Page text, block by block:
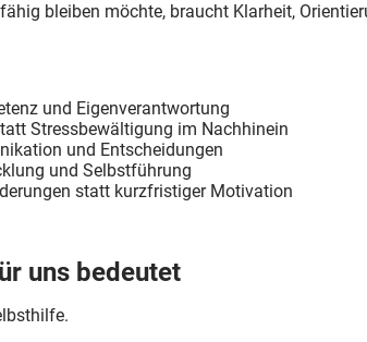
bleiben möchte, braucht Klarheit,
und Eigenverantwortung
Stressbewältigung im Nachhinein
und Entscheidungen
und Selbstführung
statt kurzfristiger Motivation
uns bedeutet